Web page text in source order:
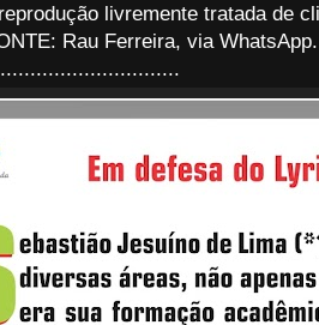
livremente tratada de
Rau Ferreira, via